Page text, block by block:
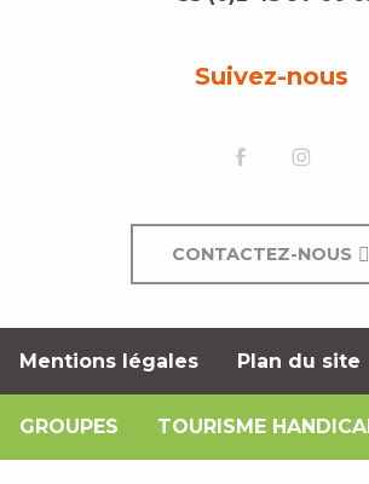
Suivez-nous
CONTACTEZ-NOUS
Mentions légales Plan du site
GROUPES TOURISME